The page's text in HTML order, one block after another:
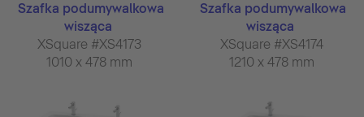
Szafka podumywalkowa
wisząca
XSquare #XS4173
1010 x 478 mm
Szafka podumywalkowa
wisząca
XSquare #XS4174
1210 x 478 mm